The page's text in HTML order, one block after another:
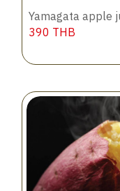
Yamagata apple
390 THB